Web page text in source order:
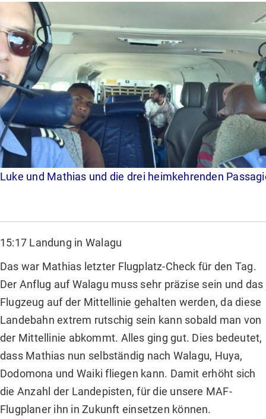
Luke und Mathias und die drei heimkehrenden
15:17 Landung in Walagu
Das war Mathias letzter Flugplatz-Check für den Tag.
Der Anflug auf Walagu muss sehr präzise sein und das
Flugzeug auf der Mittellinie gehalten werden, da diese
Landebahn extrem rutschig sein kann sobald man von
der Mittellinie abkommt. Alles ging gut. Dies bedeutet,
dass Mathias nun selbständig nach Walagu, Huya,
Dodomona und Waiki fliegen kann. Damit erhöht sich
die Anzahl der Landepisten, für die unsere MAF-
Flugplaner ihn in Zukunft einsetzen können.